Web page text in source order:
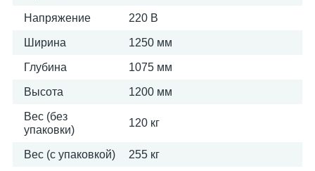
Напряжение 220 В
Ширина 1250 мм
Глубина 1075 мм
Высота 1200 мм
Вес (без
упаковки)
120 кг
Вес (с упаковкой) 255 кг